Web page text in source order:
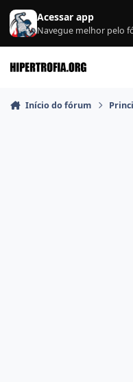
Ir para conteúdo
Acessar app
Navegue melhor pelo
Início do fórum